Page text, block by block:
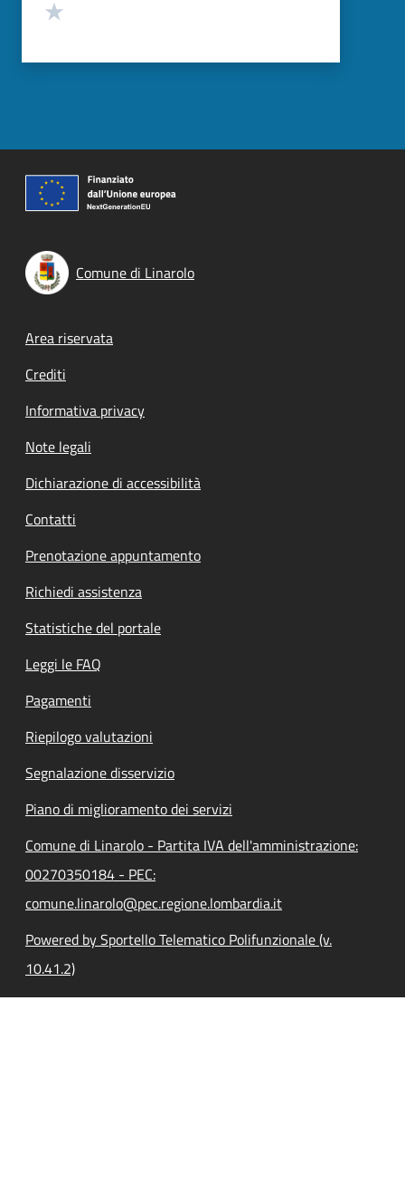
Comune di Linarolo
Footer menu
Area riservata
Crediti
Informativa privacy
Note legali
Dichiarazione di accessibilità
Contatti
Prenotazione appuntamento
Richiedi assistenza
Statistiche del portale
Leggi le FAQ
Pagamenti
Riepilogo valutazioni
Segnalazione disservizio
Piano di miglioramento dei servizi
Comune di Linarolo - Partita IVA dell'amministrazione:
00270350184 - PEC:
comune.linarolo@pec.regione.lombardia.it
Powered by Sportello Telematico Polifunzionale (v.
10.41.2)